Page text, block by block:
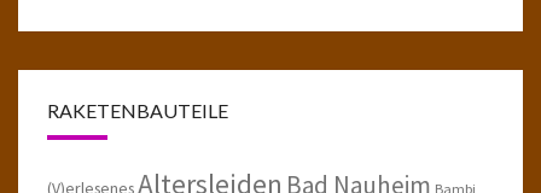
RAKETENBAUTEILE
Altersleiden Bad Nauheim Bambi